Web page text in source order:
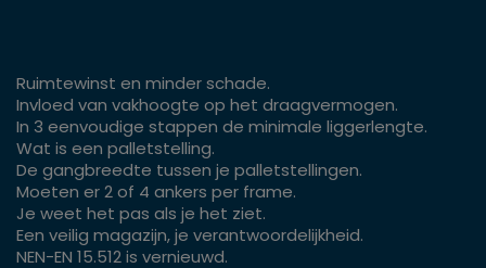
Ruimtewinst en minder schade.
Invloed van vakhoogte op het draagvermogen.
In 3 eenvoudige stappen de minimale liggerlengte.
Wat is een palletstelling.
De gangbreedte tussen je palletstellingen.
Moeten er 2 of 4 ankers per frame.
Je weet het pas als je het ziet.
Een veilig magazijn, je verantwoordelijkheid.
NEN-EN 15.512 is vernieuwd.